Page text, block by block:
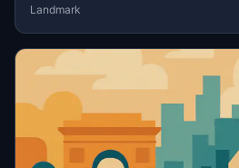
Landmark